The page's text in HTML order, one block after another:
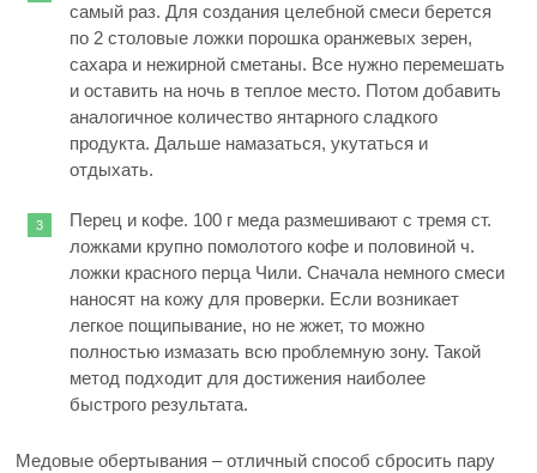
самый раз. Для создания целебной смеси берется
по 2 столовые ложки порошка оранжевых зерен,
сахара и нежирной сметаны. Все нужно перемешать
и оставить на ночь в теплое место. Потом добавить
аналогичное количество янтарного сладкого
продукта. Дальше намазаться, укутаться и
отдыхать.
Перец и кофе. 100 г меда размешивают с тремя ст.
ложками крупно помолотого кофе и половиной ч.
ложки красного перца Чили. Сначала немного смеси
наносят на кожу для проверки. Если возникает
легкое пощипывание, но не жжет, то можно
полностью измазать всю проблемную зону. Такой
метод подходит для достижения наиболее
быстрого результата.
Медовые обертывания – отличный способ сбросить пару